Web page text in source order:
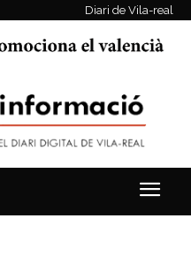
Diari de Vila-real